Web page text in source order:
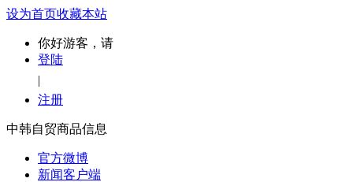
设为首页收藏本站
你好游客，请
登陆
|
注册
中韩自贸商品信息
官方微博
新闻客户端